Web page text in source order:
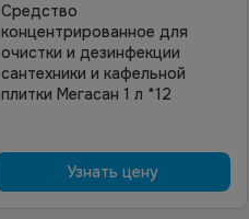
Средство
концентрированное для
очистки и дезинфекции
сантехники и кафельной
плитки Мегасан 1 л *12
Узнать цену